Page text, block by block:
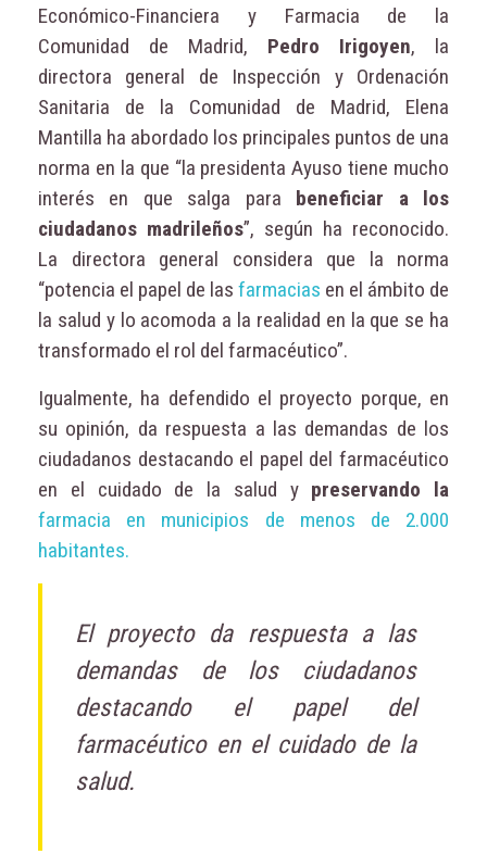
Económico-Financiera y Farmacia de la
Comunidad de Madrid, Pedro Irigoyen, la
directora general de Inspección y Ordenación
Sanitaria de la Comunidad de Madrid, Elena
Mantilla ha abordado los principales puntos de una
norma en la que “la presidenta Ayuso tiene mucho
interés en que salga para beneficiar a los
ciudadanos madrileños”, según ha reconocido.
La directora general considera que la norma
“potencia el papel de las farmacias en el ámbito de
la salud y lo acomoda a la realidad en la que se ha
transformado el rol del farmacéutico”.
Igualmente, ha defendido el proyecto porque, en
su opinión, da respuesta a las demandas de los
ciudadanos destacando el papel del farmacéutico
en el cuidado de la salud y preservando la
farmacia en municipios de menos de 2.000
habitantes.
El proyecto da respuesta a las
demandas de los ciudadanos
destacando el papel del
farmacéutico en el cuidado de la
salud.